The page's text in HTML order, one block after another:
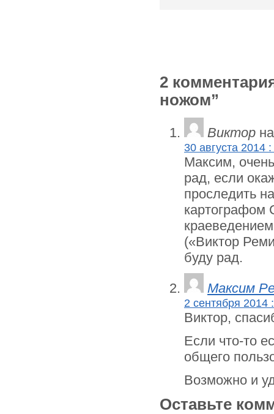
2
ножом”
Виктор
30 августа 2014
Максим,
рад, если
проследить
картографом
(«Виктор
буду рад.
Максим
2 сентября 2014
Виктор,
Если что-то
общего
Возможно и
Оставьте